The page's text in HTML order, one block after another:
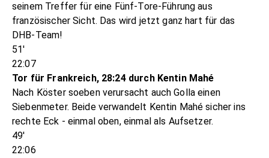
seinem Treffer für eine Fünf-Tore-Führung aus
französischer Sicht. Das wird jetzt ganz hart für das
DHB-Team!
51'
22:07
Tor für Frankreich, 28:24 durch Kentin Mahé
Nach Köster soeben verursacht auch Golla einen
Siebenmeter. Beide verwandelt Kentin Mahé sicher ins
rechte Eck - einmal oben, einmal als Aufsetzer.
49'
22:06